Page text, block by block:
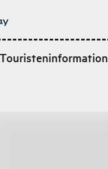
Touristeninformation